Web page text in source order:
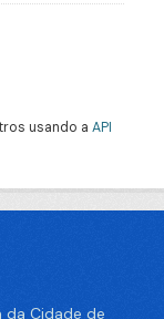
usando a API
da Cidade de